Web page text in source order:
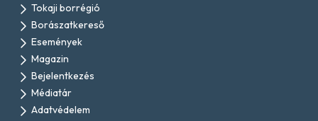
Tokaji borrégió
Borászatkereső
Események
Magazin
Bejelentkezés
Médiatár
Adatvédelem